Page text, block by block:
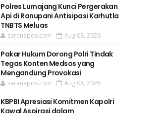
Polres Lumajang Kunci Pergerakan
Api di Ranupani Antisipasi Karhutla
TNBTS Meluas
saranapos.com Aug 08, 2026
Pakar Hukum Dorong Polri Tindak
Tegas Konten Medsos yang
Mengandung Provokasi
saranapos.com Aug 08, 2026
KBPBI Apresiasi Komitmen Kapolri
Kawal Aspirasi dalam